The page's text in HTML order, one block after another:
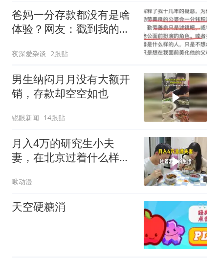
爸妈一分存款都没有是啥
体验？网友：戳到我的痛
夜深爱杂谈 2跟贴
男生纳闷月月没有大额开
销，存款却空空如也
锐眼新闻 14跟贴
月入4万的研究生小夫
妻，在北京过着什么样的
啾动漫
天空硬糖消